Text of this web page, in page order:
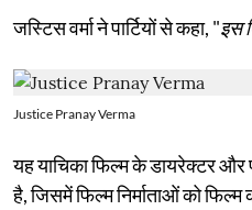
जस्टिस वर्मा ने पार्टियों से कहा, "इस
Justice Pranay Verma
यह याचिका फिल्म के डायरेक्टर
है, जिसमें फिल्म निर्माताओं को